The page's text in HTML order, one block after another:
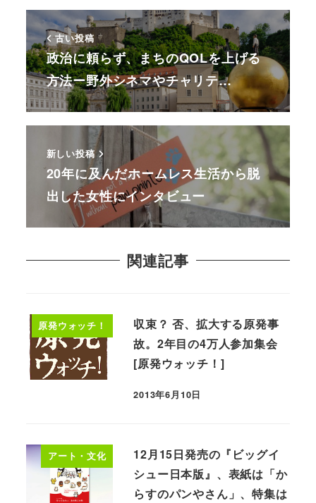
古い投稿
政治に頼らず、まちのQOLを上げる
方法ー野外シネマやチャリテ…
新しい投稿
20年に及んだホームレス生活から脱
出した女性にインタビュー
関連記事
原発ウォッチ！
収束？ 否、拡大する原発事
故。2年目の4万人参加集会
[原発ウォッチ！]
2013年6月10日
アート・文化
12月15日発売の『ビッグイ
シュー日本版』、表紙は「か
らすのパンやさん」、特集は